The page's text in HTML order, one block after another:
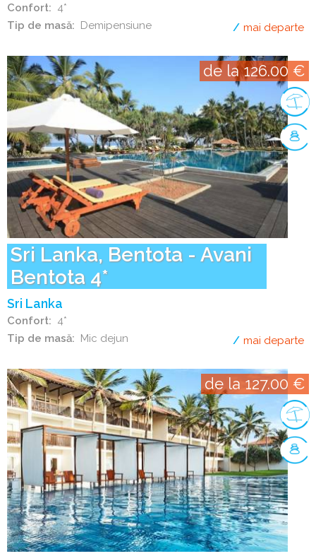
Confort
4*
Tip de masă
Demipensiune mai departe
Sri Lanka, Bentota - Avani
Bentota 4*
Sri Lanka
Confort
4*
Tip de masă
Mic dejun
de la 126.00 €
mai departe
de la 127.00 €